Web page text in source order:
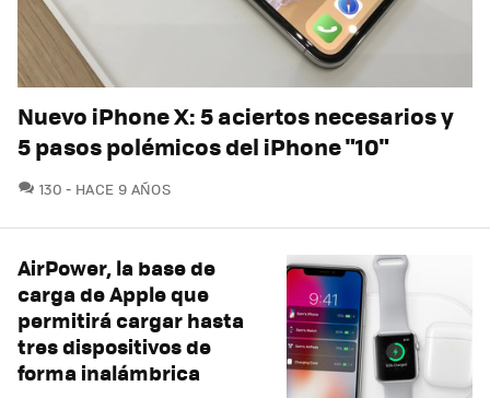
Nuevo iPhone X: 5 aciertos necesarios y
5 pasos polémicos del iPhone "10"
130 COMENTARIOS
HACE 9 AÑOS
AirPower, la base de
carga de Apple que
permitirá cargar hasta
tres dispositivos de
forma inalámbrica